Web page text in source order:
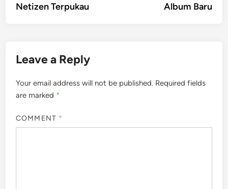
Netizen Terpukau
Album Baru
Leave a Reply
Your email address will not be published. Required fields
are marked *
COMMENT *